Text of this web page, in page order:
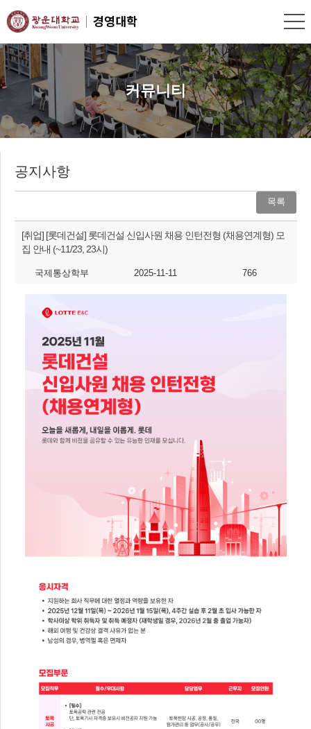
커뮤니티
공지사항
목록
[취업] [롯데건설] 롯데건설 신입사원 채용 인턴전형 (채용연계형) 모
집 안내 (~11/23, 23시)
국제통상학부 2025-11-11 766